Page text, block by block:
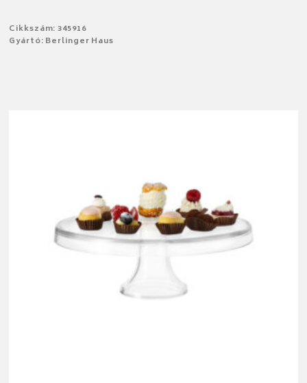
Cikkszám: 345916
Gyártó: Berlinger Haus